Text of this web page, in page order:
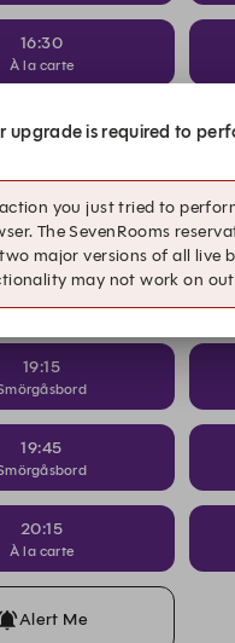
16:30
À la carte
17:30
À la carte
18:15
18:45
19:15
19:45
20:15
À la carte
Alert Me
upgrade is required to
you just tried to
The SevenRooms
major versions of all live
may not work on